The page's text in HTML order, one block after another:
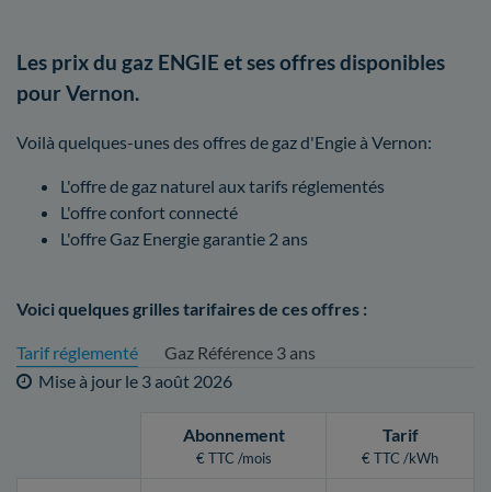
Les prix du gaz ENGIE et ses offres disponibles
pour Vernon.
Voilà quelques-unes des offres de gaz d'Engie à Vernon:
L'offre de gaz naturel aux tarifs réglementés
L'offre confort connecté
L'offre Gaz Energie garantie 2 ans
Voici quelques grilles tarifaires de ces offres :
Tarif réglementé
Gaz Référence 3 ans
Mise à jour le 3 août 2026
Abonnement
€ TTC /mois
Tarif
€ TTC /kWh